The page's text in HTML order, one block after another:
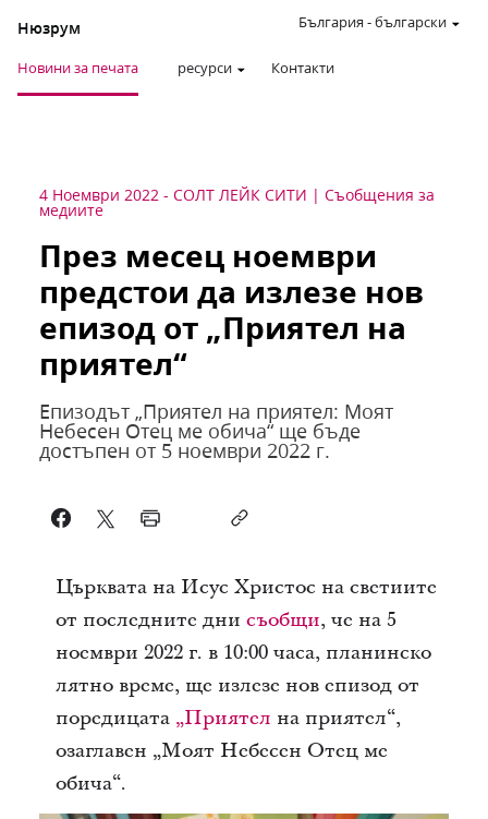
Нюзрум
Новини за печата ресурси Контакти
България -български
4 Ноември 2022 - СОЛТ ЛЕЙК СИТИ Съобщения за
медиите
През месец ноември
предстои да излезе нов
епизод от „Приятел на
приятел“
Епизодът „Приятел на приятел: Моят
Небесен Отец ме обича“ ще бъде
достъпен от 5 ноември 2022 г.
Църквата на Исус Христос на светиите
от последните дни съобщи, че на 5
ноември 2022 г. в 10:00 часа, планинско
лятно време, ще излезе нов епизод от
поредицата „Приятел на приятел“,
озаглавен „Моят Небесен Отец ме
обича“.